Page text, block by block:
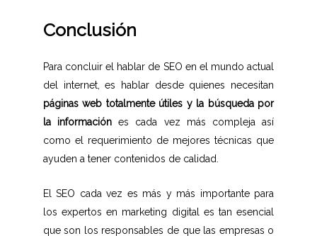
Conclusión
Para concluir el hablar de SEO en el mundo actual
del internet, es hablar desde quienes necesitan
páginas web totalmente útiles y la búsqueda por
la información es cada vez más compleja así
como el requerimiento de mejores técnicas que
ayuden a tener contenidos de calidad.
El SEO cada vez es más y más importante para
los expertos en marketing digital es tan esencial
que son los responsables de que las empresas o